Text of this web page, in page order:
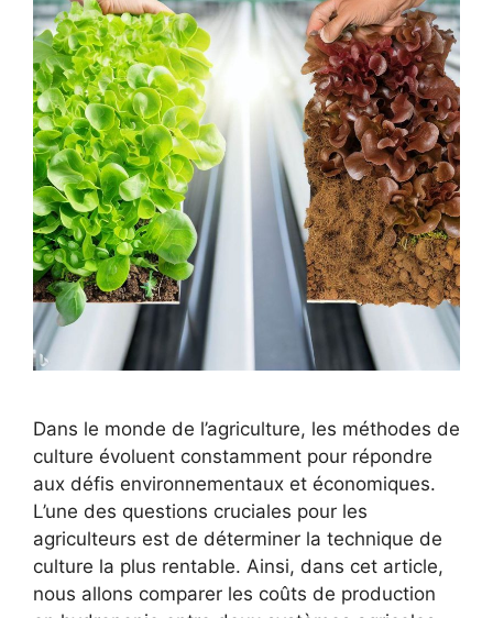
Dans le monde de l’agriculture, les méthodes de
culture évoluent constamment pour répondre
aux défis environnementaux et économiques.
L’une des questions cruciales pour les
agriculteurs est de déterminer la technique de
culture la plus rentable. Ainsi, dans cet article,
nous allons comparer les coûts de production